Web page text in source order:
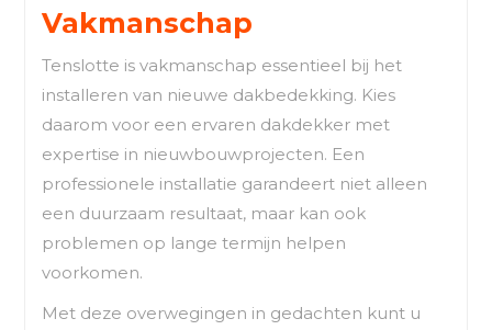
Vakmanschap
Tenslotte is vakmanschap essentieel bij het
installeren van nieuwe dakbedekking. Kies
daarom voor een ervaren dakdekker met
expertise in nieuwbouwprojecten. Een
professionele installatie garandeert niet alleen
een duurzaam resultaat, maar kan ook
problemen op lange termijn helpen
voorkomen.
Met deze overwegingen in gedachten kunt u